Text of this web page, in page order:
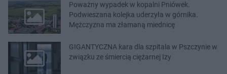
Poważny wypadek w kopalni Pniówek.
Podwieszana kolejka uderzyła w górnika.
Mężczyzna ma złamaną miednicę
GIGANTYCZNA kara dla szpitala w Pszczynie w
związku ze śmiercią ciężarnej Izy